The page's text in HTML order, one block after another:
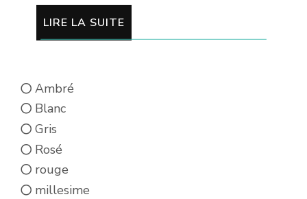
LIRE LA SUITE
Ambré
Blanc
Gris
Rosé
rouge
millesime